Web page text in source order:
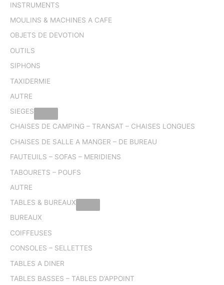
INSTRUMENTS
MOULINS & MACHINES A CAFE
OBJETS DE DEVOTION
OUTILS
SIPHONS
TAXIDERMIE
AUTRE
SIEGES
CHAISES DE CAMPING – TRANSAT – CHAISES LONGUES
CHAISES DE SALLE A MANGER – DE BUREAU
FAUTEUILS – SOFAS – MERIDIENS
TABOURETS – POUFS
AUTRE
TABLES & BUREAUX
BUREAUX
COIFFEUSES
CONSOLES – SELLETTES
TABLES A DINER
TABLES BASSES – TABLES D’APPOINT